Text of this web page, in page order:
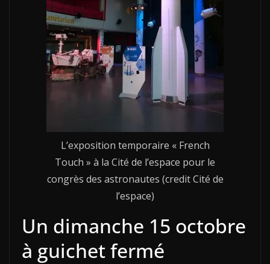
L’exposition temporaire « French
Touch » à la Cité de l’espace pour le
congrès des astronautes (credit Cité de
l’espace)
Un dimanche 15 octobre
à guichet fermé